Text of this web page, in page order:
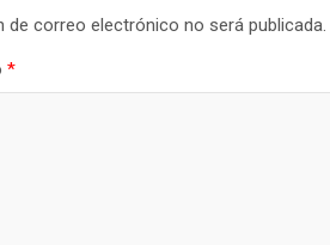
de correo electrónico no será publicada.
*